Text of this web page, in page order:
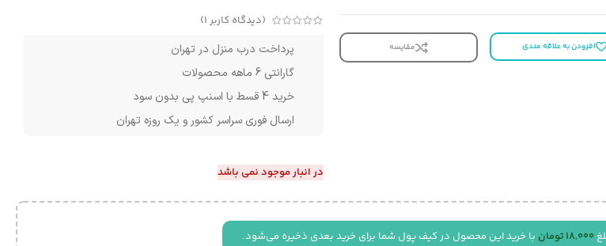
افزودن به علاقه مندی مقایسه
(دیدگاه کاربر 1
)
پرداخت درب منزل در تهران
گارانتی 6 ماهه محصولات
خرید 4 قسط با اسنپ پی بدون سود
ارسال فوری سراسر کشور و یک روزه تهران
در انبار موجود نمی باشد
18,000 تومان با خرید این محصول در کیف پول شما برای خرید بعدی ذخیره می‌شود.